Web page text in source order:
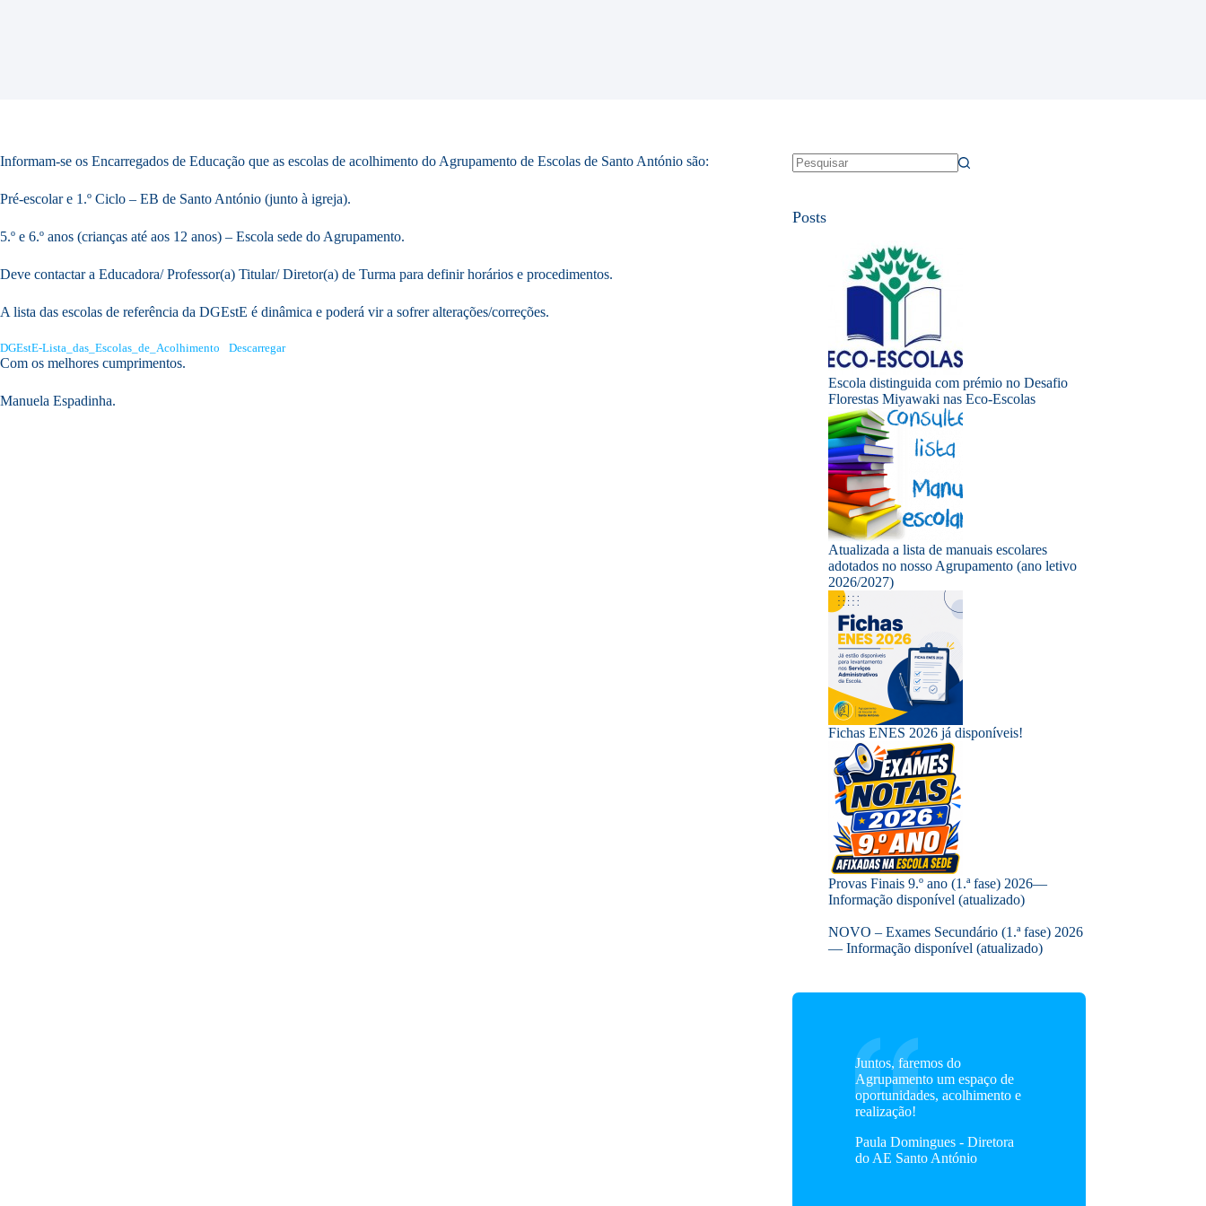
Informam-se os Encarregados de Educação que as escolas de acolhimento do Agrupamento de Escolas de Santo António são:
Pré-escolar e 1.º Ciclo – EB de Santo António (junto à igreja).
5.º e 6.º anos (crianças até aos 12 anos) – Escola sede do Agrupamento.
Deve contactar a Educadora/ Professor(a) Titular/ Diretor(a) de Turma para definir horários e procedimentos.
A lista das escolas de referência da DGEstE é dinâmica e poderá vir a sofrer alterações/correções.
DGEstE-Lista_das_Escolas_de_Acolhimento Descarregar
Com os melhores cumprimentos.
Manuela Espadinha.
Posts
Escola distinguida com prémio no Desafio
Florestas Miyawaki nas Eco-Escolas
Atualizada a lista de manuais escolares
adotados no nosso Agrupamento (ano letivo
2026/2027)
Fichas ENES 2026 já disponíveis!
Provas Finais 9.º ano (1.ª fase) 2026—
Informação disponível (atualizado)
NOVO – Exames Secundário (1.ª fase) 2026
— Informação disponível (atualizado)
Juntos, faremos do
Agrupamento um espaço de
oportunidades, acolhimento e
realização!
Paula Domingues - Diretora
do AE Santo António